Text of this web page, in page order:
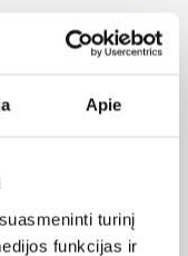
Apie
turinį
funkcijas ir